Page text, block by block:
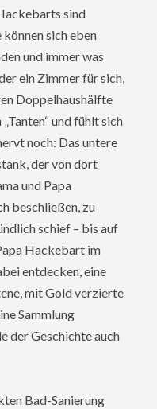
sind
können sich eben
und immer was
ein Zimmer für sich,
Doppelhaushälfte
und fühlt sich
noch: Das untere
der von dort
und Papa
beschließen, zu
schief – bis auf
Hackebart im
entdecken, eine
mit Gold verzierte
Sammlung
der Geschichte auch
Bad-Sanierung